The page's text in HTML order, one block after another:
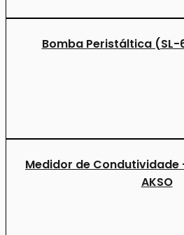
Bomba Peristáltica (SL-
Medidor de Condutividade
AKSO